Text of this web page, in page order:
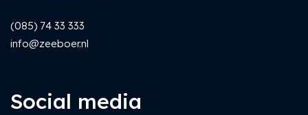
(085) 74 33 333
info@zeeboer.nl
Social media